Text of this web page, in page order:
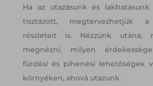
Ha az utazásunk és
tisztázott, megtervezhetjük a
részleteit is. Nézzünk utána,
megnézni, milyen
fürdési és pihenési lehetőségek
környéken, ahová utazunk.